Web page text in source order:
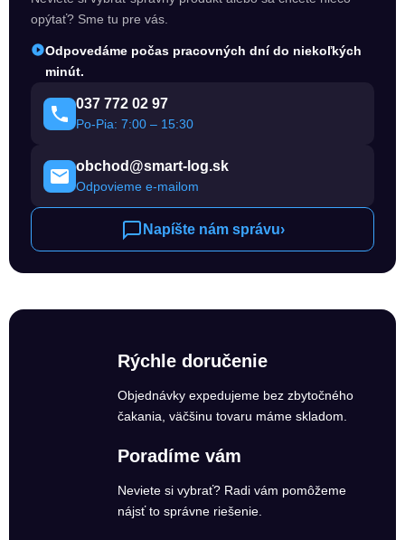
opýtať? Sme tu pre vás.
Odpovedáme počas pracovných dní do niekoľkých
minút.
037 772 02 97
Po-Pia: 7:00 – 15:30
obchod@smart-log.sk
Odpovieme e-mailom
Napíšte nám správu›
Rýchle doručenie
Objednávky expedujeme bez zbytočného
čakania, väčšinu tovaru máme skladom.
Poradíme vám
Neviete si vybrať? Radi vám pomôžeme
nájsť to správne riešenie.